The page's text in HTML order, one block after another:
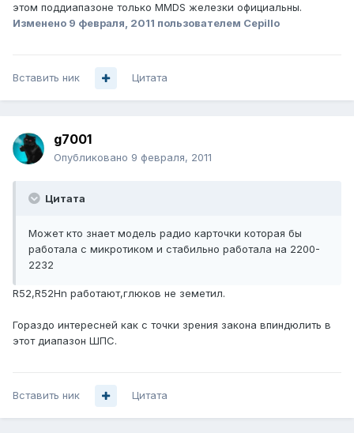
этом поддиапазоне только MMDS железки официальны.
Изменено 9 февраля, 2011 пользователем Cepillo
Вставить ник Цитата
g7001
Опубликовано 9 февраля, 2011
Цитата
Может кто знает модель радио карточки которая бы
работала с микротиком и стабильно работала на 2200-
2232
R52,R52Hn работают,глюков не земетил.
Гораздо интересней как с точки зрения закона впиндюлить в
этот диапазон ШПС.
Вставить ник Цитата